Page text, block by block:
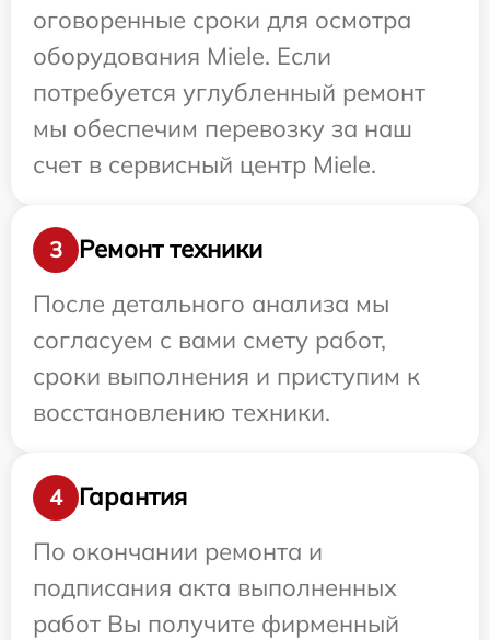
оговоренные сроки для осмотра
оборудования Miele. Если
потребуется углубленный ремонт
мы обеспечим перевозку за наш
счет в сервисный центр Miele.
3
Ремонт техники
После детального анализа мы
согласуем с вами смету работ,
сроки выполнения и приступим к
восстановлению техники.
4
Гарантия
По окончании ремонта и
подписания акта выполненных
работ Вы получите фирменный